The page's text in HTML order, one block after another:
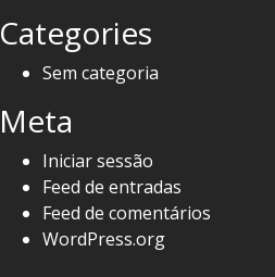
Categories
Sem categoria
Meta
Iniciar sessão
Feed de entradas
Feed de comentários
WordPress.org